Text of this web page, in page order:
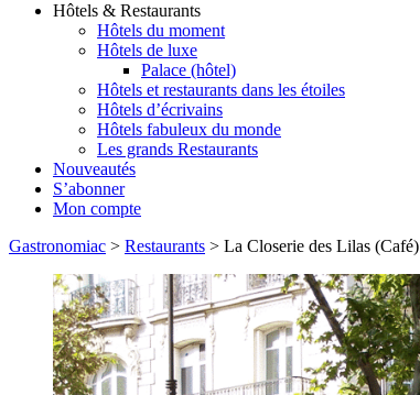
Hôtels & Restaurants
Hôtels du moment
Hôtels de luxe
Palace (hôtel)
Hôtels et restaurants dans les étoiles
Hôtels d’écrivains
Hôtels fabuleux du monde
Les grands Restaurants
Nouveautés
S’abonner
Mon compte
Gastronomiac > Restaurants > La Closerie des Lilas (Café)